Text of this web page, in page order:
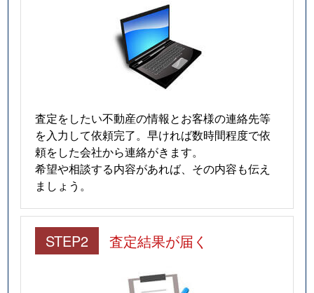
査定をしたい不動産の情報とお客様の連絡先等
を入力して依頼完了。早ければ数時間程度で依
頼をした会社から連絡がきます。
希望や相談する内容があれば、その内容も伝え
ましょう。
STEP2 査定結果が届く